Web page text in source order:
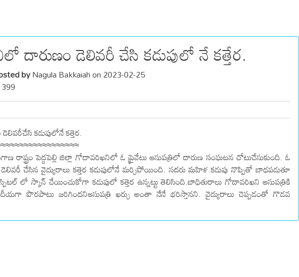
దారుణం డెలివరీ చేసి కడుపులో నే కత్తేర.
byNagula Bakkaiah on 2023-02-25
399
కడుపులోనే కత్తెర.
రాష్ట్రం పెద్దపెల్లి జిల్లా గోదావరిఖనిలో ఓ ప్రైవేటు ఆసుపత్రిలో దారుణ సంఘటన చోటుచేసుకుంది. ఓ
చేసిన వైద్యురాలు కత్తెర కడుపులోనే మర్చిపోయింది. సదరు మహిళ కడుపు నొప్పితో బాధపడుతూ
లో స్కాన్ చేయించుకోగా కడుపులో కత్తెర ఉన్నట్టు తెలిసింది.బాధితురాలు గోదావరిఖని ఆసుపత్రికి
పొరపాటు జరిగిందనిఆసుపత్రి ఖర్చు అంతా నేనే భరిస్తానని. వైద్యురాలు చెప్పడంతో గొడవ